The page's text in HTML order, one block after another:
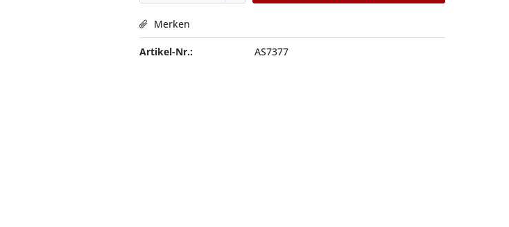
Merken
Artikel-Nr.: AS7377